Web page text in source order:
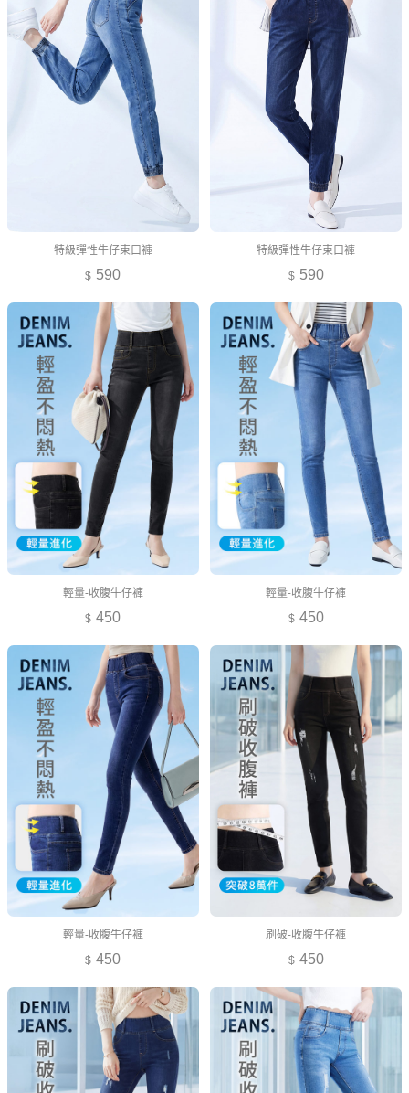
特級彈性牛仔束口褲
590
特級彈性牛仔束口褲
590
輕量-收腹牛仔褲
450
輕量-收腹牛仔褲
450
輕量-收腹牛仔褲
450
刷破-收腹牛仔褲
450